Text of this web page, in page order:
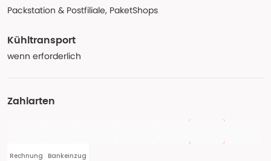
Packstation & Postfiliale, PaketShops
Kühltransport
wenn erforderlich
Zahlarten
Rechnung Bankeinzug